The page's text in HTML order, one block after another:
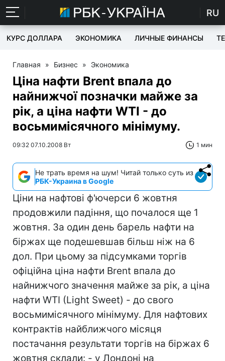
RU
КУРС ДОЛЛАРА ЭКОНОМИКА ЛИЧНЫЕ ФИНАНСЫ
Главная » Бизнес » Экономика
Ціна нафти Brent впала до
найнижчої позначки майже за
рік, а ціна нафти WTI - до
восьмимісячного мінімуму.
09:32 07.10.2008 Вт 1 мин
Не трать время на шум! Читай только суть из
РБК-Украина в Google
Ціни на нафтові ф'ючерси 6 жовтня
продовжили падіння, що почалося ще 1
жовтня. За один день барель нафти на
біржах ще подешевшав більш ніж на 6
дол. При цьому за підсумками торгів
офіційна ціна нафти Brent впала до
найнижчого значення майже за рік, а ціна
нафти WTI (Light Sweet) - до свого
восьмимісячного мінімуму. Для нафтових
контрактів найближчого місяця
постачання результати торгів на біржах 6
жовтня склали: - у Лондоні на